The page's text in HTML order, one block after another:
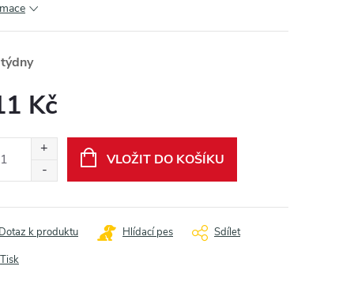
Kč
VLOŽIT DO KOŠÍKU
Tisk
Dotaz k produktu Hlídací pes Sdílet